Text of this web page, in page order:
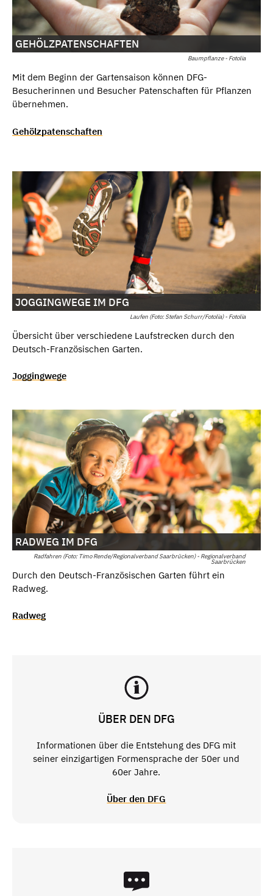
Baumpflanze - Fotolia
GEHÖLZPATENSCHAFTEN
Mit dem Beginn der Gartensaison können DFG-
Besucherinnen und Besucher Patenschaften für Pflanzen
übernehmen.
Gehölzpatenschaften
Laufen (Foto: Stefan Schurr/Fotolia) - Fotolia
JOGGINGWEGE IM DFG
Übersicht über verschiedene Laufstrecken durch den
Deutsch-Französischen Garten.
Joggingwege
Radfahren (Foto: Timo Rende/Regionalverband Saarbrücken) - Regionalverband
Saarbrücken
RADWEG IM DFG
Durch den Deutsch-Französischen Garten führt ein
Radweg.
Radweg
ÜBER DEN DFG
Informationen über die Entstehung des DFG mit
seiner einzigartigen Formensprache der 50er und
60er Jahre.
Über den DFG